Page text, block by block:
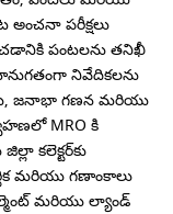
అంచనా పరీక్షలు
పంటలను తనిఖీ
నివేదికలను
జనాభా గణన మరియు
MRO కి
కలెక్టర్‌కు
మరియు గణాంకాలు
మరియు ల్యాండ్